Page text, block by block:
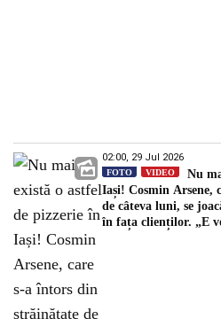
02:00, 29 Jul 2026
FOTO VIDEO
Nu
Iași! Cosmin Arsene,
de câteva luni, se
în fața clienților. „E